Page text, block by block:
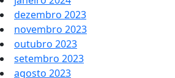
dezembro 2023
novembro 2023
outubro 2023
setembro 2023
agosto 2023